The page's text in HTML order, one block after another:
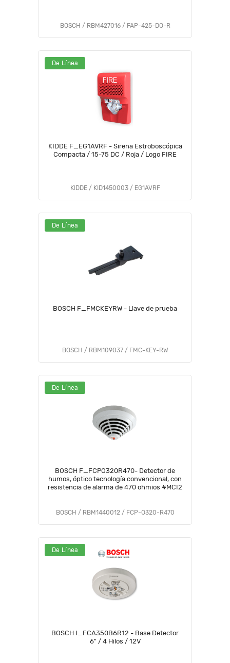
BOSCH / RBM427016 / FAP-425-DO-R
De Línea
KIDDE F_EG1AVRF - Sirena Estroboscópica
Compacta / 15-75 DC / Roja / Logo FIRE
KIDDE / KID1450003 / EG1AVRF
De Línea
BOSCH F_FMCKEYRW - Llave de prueba
BOSCH / RBM109037 / FMC-KEY-RW
De Línea
BOSCH F_FCPO320R470- Detector de
humos, óptico tecnología convencional, con
resistencia de alarma de 470 ohmios #MCI2
BOSCH / RBM1440012 / FCP-O320-R470
De Línea
BOSCH I_FCA350B6R12 - Base Detector
6" / 4 Hilos / 12V